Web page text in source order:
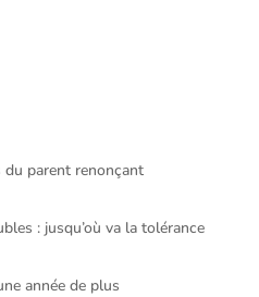
parent renonçant
: jusqu’où va la tolérance
année de plus